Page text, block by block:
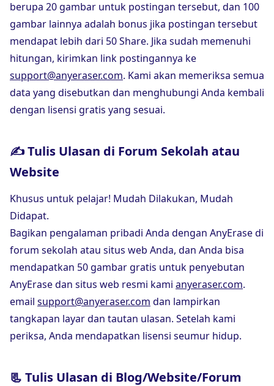
berupa 20 gambar untuk postingan tersebut, dan 100
gambar lainnya adalah bonus jika postingan tersebut
mendapat lebih dari 50 Share. Jika sudah memenuhi
hitungan, kirimkan link postingannya ke
support@anyeraser.com. Kami akan memeriksa semua
data yang disebutkan dan menghubungi Anda kembali
dengan lisensi gratis yang sesuai.
✍ Tulis Ulasan di Forum Sekolah atau
Website
Khusus untuk pelajar! Mudah Dilakukan, Mudah
Didapat.
Bagikan pengalaman pribadi Anda dengan AnyErase di
forum sekolah atau situs web Anda, dan Anda bisa
mendapatkan 50 gambar gratis untuk penyebutan
AnyErase dan situs web resmi kami anyeraser.com.
email support@anyeraser.com dan lampirkan
tangkapan layar dan tautan ulasan. Setelah kami
periksa, Anda mendapatkan lisensi seumur hidup.
📃 Tulis Ulasan di Blog/Website/Forum